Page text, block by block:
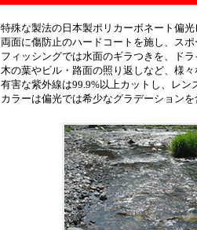
特殊な製法の日本製ポリカーボネート偏
両面に傷防止のハードコートを施し、ス
フィッシングでは水面のギラつきを、ド
木の葉やビル・路面の照り返しなど、様
有害な紫外線は99.9%以上カットし、レ
カラーは偏光では希少なグラデーション